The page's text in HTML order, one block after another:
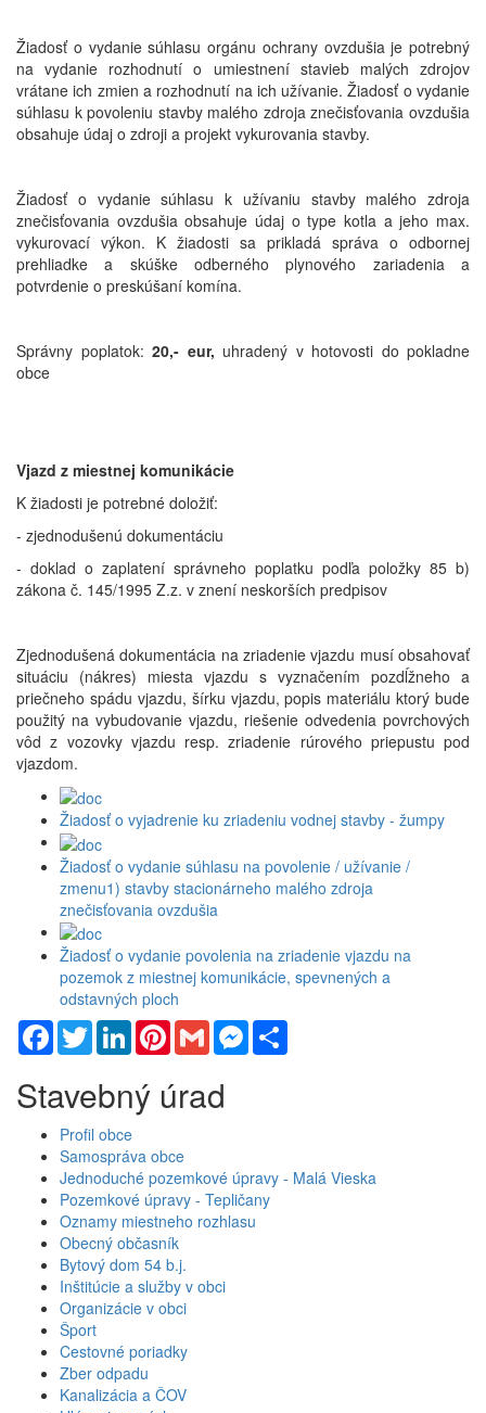
Žiadosť o vydanie súhlasu orgánu ochrany ovzdušia je potrebný
na vydanie rozhodnutí o umiestnení stavieb malých zdrojov
vrátane ich zmien a rozhodnutí na ich užívanie. Žiadosť o vydanie
súhlasu k povoleniu stavby malého zdroja znečisťovania ovzdušia
obsahuje údaj o zdroji a projekt vykurovania stavby.
Žiadosť o vydanie súhlasu k užívaniu stavby malého zdroja
znečisťovania ovzdušia obsahuje údaj o type kotla a jeho max.
vykurovací výkon. K žiadosti sa prikladá správa o odbornej
prehliadke a skúške odberného plynového zariadenia a
potvrdenie o preskúšaní komína.
Správny poplatok: 20,- eur, uhradený v hotovosti do pokladne
obce
Vjazd z miestnej komunikácie
K žiadosti je potrebné doložiť:
- zjednodušenú dokumentáciu
- doklad o zaplatení správneho poplatku podľa položky 85 b)
zákona č. 145/1995 Z.z. v znení neskorších predpisov
Zjednodušená dokumentácia na zriadenie vjazdu musí obsahovať
situáciu (nákres) miesta vjazdu s vyznačením pozdĺžneho a
priečneho spádu vjazdu, šírku vjazdu, popis materiálu ktorý bude
použitý na vybudovanie vjazdu, riešenie odvedenia povrchových
vôd z vozovky vjazdu resp. zriadenie rúrového priepustu pod
vjazdom.
Žiadosť o vyjadrenie ku zriadeniu vodnej stavby - žumpy
Žiadosť o vydanie súhlasu na povolenie / užívanie /
zmenu1) stavby stacionárneho malého zdroja
znečisťovania ovzdušia
Žiadosť o vydanie povolenia na zriadenie vjazdu na
pozemok z miestnej komunikácie, spevnených a
odstavných ploch
Facebook
TwitterLinkedInPinterestGmail Messenger
Stavebný úrad
Profil obce
Samospráva obce
Jednoduché pozemkové úpravy - Malá Vieska
Pozemkové úpravy - Tepličany
Oznamy miestneho rozhlasu
Obecný občasník
Bytový dom 54 b.j.
Inštitúcie a služby v obci
Organizácie v obci
Šport
Cestovné poriadky
Zber odpadu
Kanalizácia a ČOV